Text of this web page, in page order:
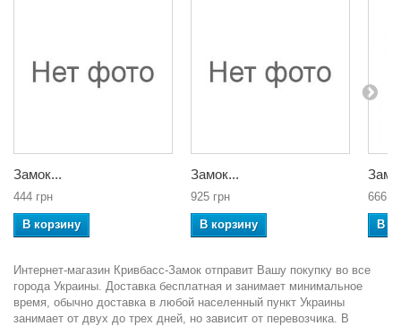
Замок...
444 грн
В корзину
Замок...
925 грн
В корзину
666
В
Интернет-магазин Кривбасс-Замок отправит Вашу покупку во все
города Украины. Доставка бесплатная и занимает минимальное
время, обычно доставка в любой населенный пункт Украины
занимает от двух до трех дней, но зависит от перевозчика. В